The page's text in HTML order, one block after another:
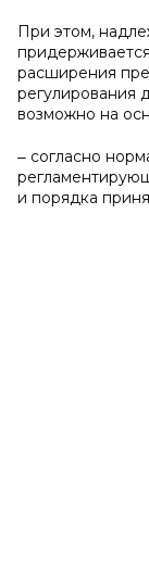
При этом,
расширения
регулирования
возможно на
‒ согласно
и порядка